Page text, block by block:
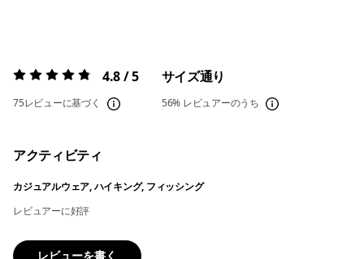
評価:4.8 / 5 4.8 / 5
75レビューに基づく
サイズ通り
56% レビュアーのうち
アクティビティ
カジュアルウェア, ハイキング, フィッシング
レビュアーに好評
レビューを書く